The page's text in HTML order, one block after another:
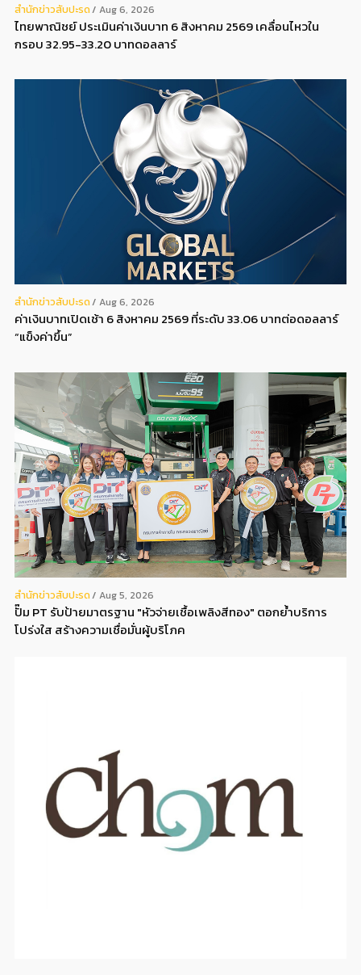
สํานักข่าวสับปะรด Aug 6, 2026
ไทยพาณิชย์ ประเมินค่าเงินบาท 6 สิงหาคม 2569 เคลื่อนไหวใน
กรอบ 32.95-33.20 บาทดอลลาร์
สํานักข่าวสับปะรด Aug 6, 2026
ค่าเงินบาทเปิดเช้า 6 สิงหาคม 2569 ที่ระดับ 33.06 บาทต่อดอลลาร์
“แข็งค่าขึ้น”
สํานักข่าวสับปะรด Aug 5, 2026
ปั๊ม PT รับป้ายมาตรฐาน "หัวจ่ายเชื้อเพลิงสีทอง" ตอกย้ำบริการ
โปร่งใส สร้างความเชื่อมั่นผู้บริโภค